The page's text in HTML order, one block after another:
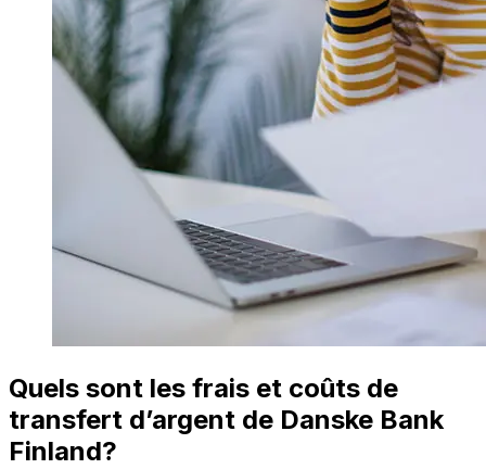
Quels sont les frais et coûts de
transfert d’argent de Danske Bank
Finland?